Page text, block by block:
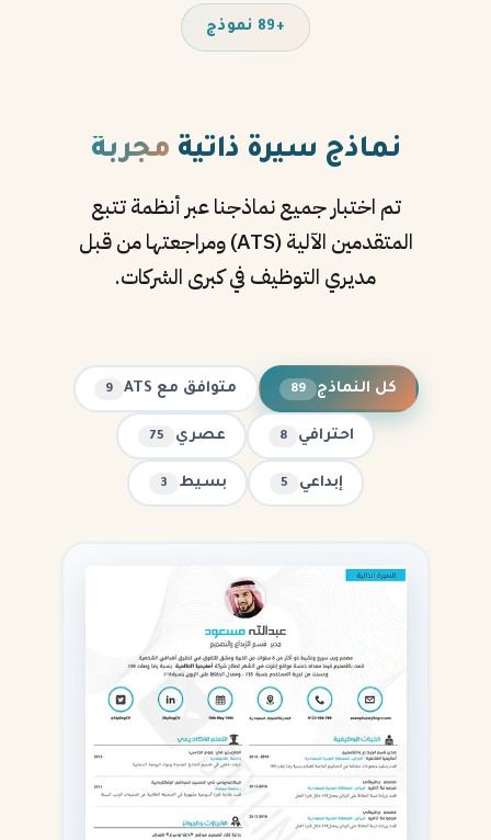
+89 نموذج
نماذج سيرة ذاتية مجربة
تم اختبار جميع نماذجنا عبر أنظمة تتبع
المتقدمين الآلية (ATS) ومراجعتها من قبل
مديري التوظيف في كبرى الشركات.
كل النماذج 89 متوافق مع ATS 9
احترافي 8 عصري 75
إبداعي 5 بسيط 3